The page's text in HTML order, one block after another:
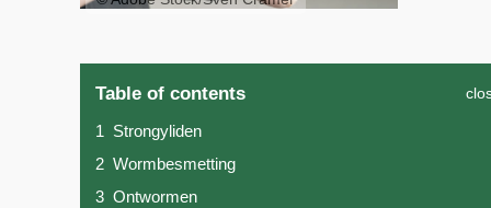
Table of contents
1 Strongyliden
2 Wormbesmetting
3 Ontwormen